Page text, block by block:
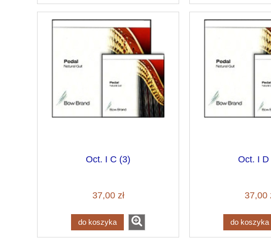
Oct. I C (3)
37,00 zł
do koszyka
Oct. I D
37,00
do koszyka